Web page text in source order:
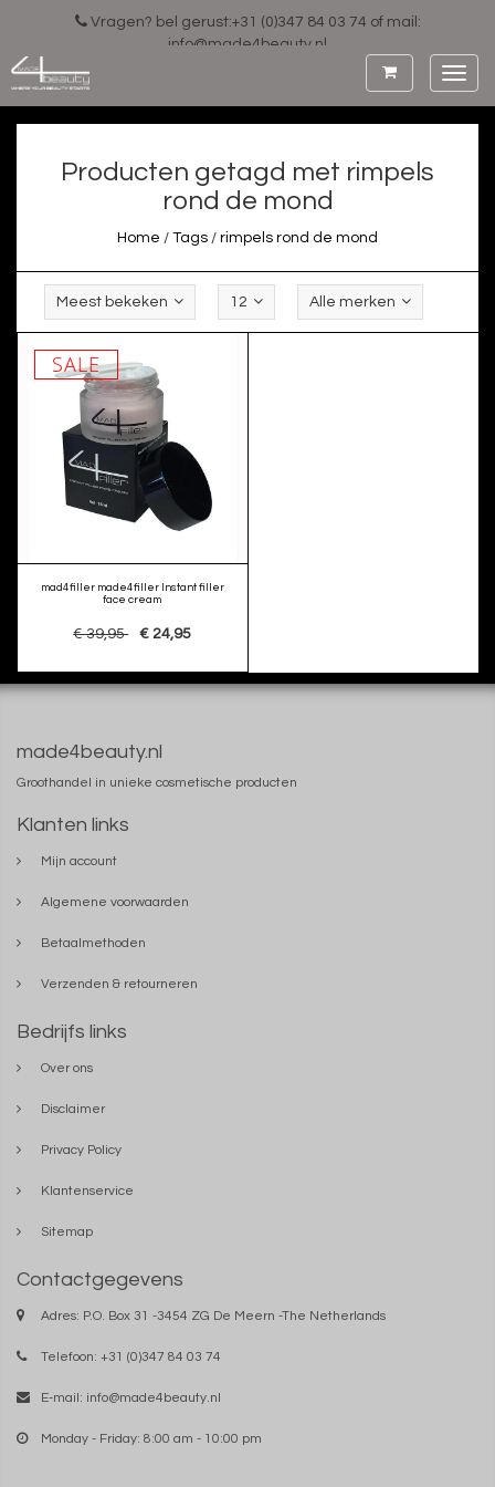
Vragen? bel gerust:+31 (0)347 84 03 74 of mail:
info@made4beauty.nl
Producten getagd met rimpels
rond de mond
Home / Tags / rimpels rond de mond
Meest bekeken 12 Alle merken
SALE
mad4filler made4filler Instant filler
face cream
€ 39,95 € 24,95
made4beauty.nl
Groothandel in unieke cosmetische producten
Klanten links
Mijn account
Algemene voorwaarden
Betaalmethoden
Verzenden & retourneren
Bedrijfs links
Over ons
Disclaimer
Privacy Policy
Klantenservice
Sitemap
Contactgegevens
Adres: P.O. Box 31 -3454 ZG De Meern -The Netherlands
Telefoon: +31 (0)347 84 03 74
E-mail: info@made4beauty.nl
Monday - Friday: 8:00 am - 10:00 pm